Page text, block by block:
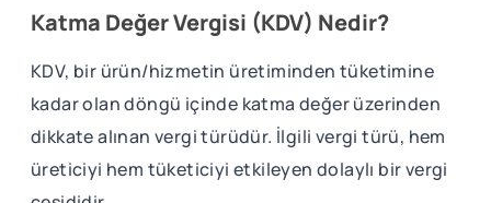
Katma Değer Vergisi (KDV) Nedir?
KDV, bir ürün/hizmetin üretiminden tüketimine
kadar olan döngü içinde katma değer üzerinden
dikkate alınan vergi türüdür. İlgili vergi türü, hem
üreticiyi hem tüketiciyi etkileyen dolaylı bir vergi